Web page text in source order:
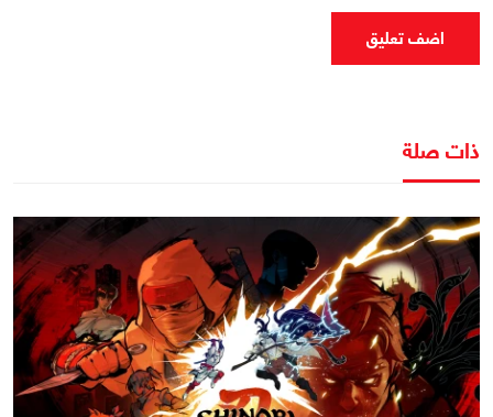
اضف تعليق
ذات صلة